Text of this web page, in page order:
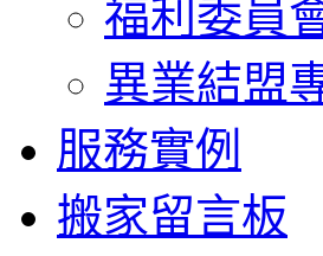
福利委員
異業結盟
服務實例
搬家留言板